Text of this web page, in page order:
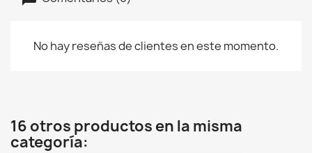
No hay reseñas de clientes en este momento.
16 otros productos en la misma
categoría: